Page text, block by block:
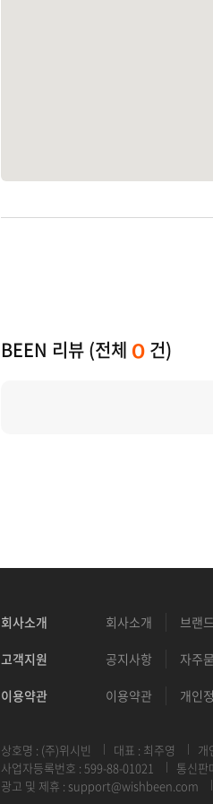
BEEN 리뷰 (전체 0 건)
회사소개 회사소개 브랜
고객지원 공지사항 자주
이용약관 이용약관 개인
상호명 : (주)위시빈 대표 : 최주영
개
사업자등록번호 : 599-88-01021
통신판
광고 및 제휴 : support@wishbeen.com